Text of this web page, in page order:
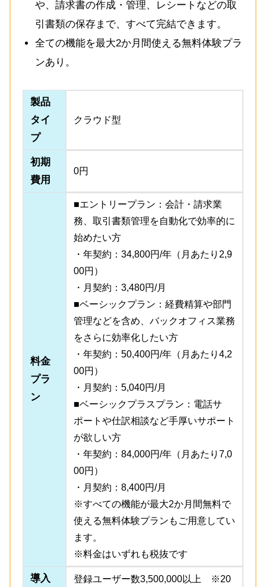
や、請求書の作成・管理、レシートなどの取
引書類の保存まで、すべて完結できます。
全ての機能を最大2か月間使える無料体験プラ
ンあり。
製品
タイ
プ
クラウド型
初期
費用
0円
料金
プラ
ン
■エントリープラン：会計・請求業
務、取引書類管理を自動化で効率的に
始めたい方
・年契約：34,800円/年（月あたり2,9
00円）
・月契約：3,480円/月
■ベーシックプラン：経費精算や部門
管理などを含め、バックオフィス業務
をさらに効率化したい方
・年契約：50,400円/年（月あたり4,2
00円）
・月契約：5,040円/月
■ベーシックプラスプラン：電話サ
ポートや仕訳相談など手厚いサポート
が欲しい方
・年契約：84,000円/年（月あたり7,0
00円）
・月契約：8,400円/月
※すべての機能が最大2か月間無料で
使える無料体験プランもご用意してい
ます。
※料金はいずれも税抜です
導入
登録ユーザー数3,500,000以上 ※20